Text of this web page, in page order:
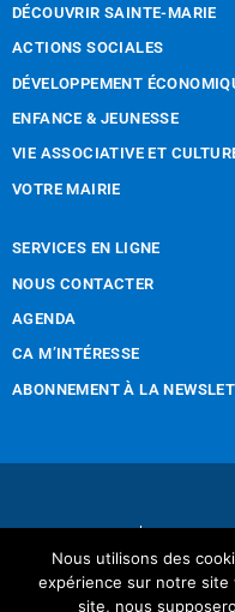
DÉCOUVRIR SAINTE-MARIE
ACTIONS SOCIALES
DÉVELOPPEMENT
ENFANCE & JEUNESSE
VIE ASSOCIATIVE ET
VOTRE MAIRIE
SERVICES EN LIGNE
NOUS CONTACTER
AGENDA
CA M’INTÉRESSE
ABONNEMENT À LA
Réalisation Tintamarre & Co
Nous utilisons des
expérience sur notre site
site, nous